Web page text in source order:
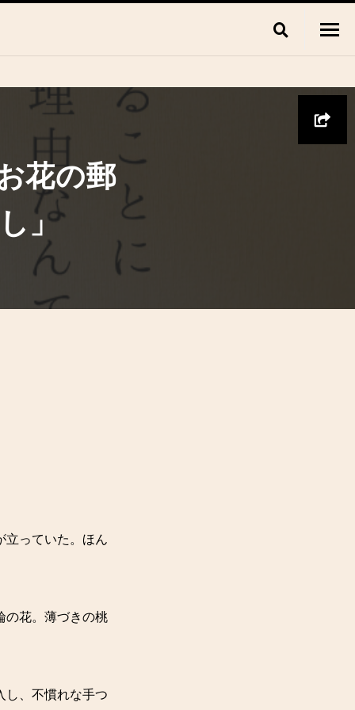
花の郵
」
立っていた。ほん
の花。薄づきの桃
し、不慣れな手つ